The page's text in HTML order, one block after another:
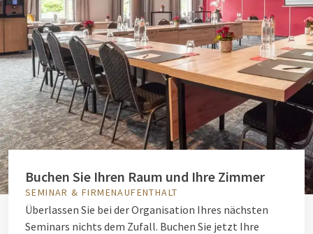
Buchen Sie Ihren Raum und Ihre Zimmer
SEMINAR & FIRMENAUFENTHALT
Überlassen Sie bei der Organisation Ihres nächsten
Seminars nichts dem Zufall. Buchen Sie jetzt Ihre